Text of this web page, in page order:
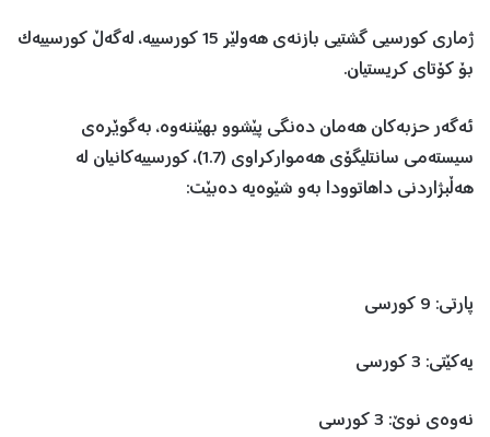
ژماری کورسیی گشتیی بازنەی هەولێر 15 کورسییە، لەگەڵ کورسییەک
بۆ کۆتای کریستیان.
ئەگەر حزبەکان هەمان دەنگی پێشوو بهێننەوە، بەگوێرەی
سیستەمی سانتلیگۆی هەموارکراوی (1.7)، کورسییەکانیان لە
هەڵبژاردنی داهاتوودا بەو شێوەیە دەبێت:
پارتی: 9 کورسی
یەکێتی: 3 کورسی
نەوەی نوێ: 3 کورسی